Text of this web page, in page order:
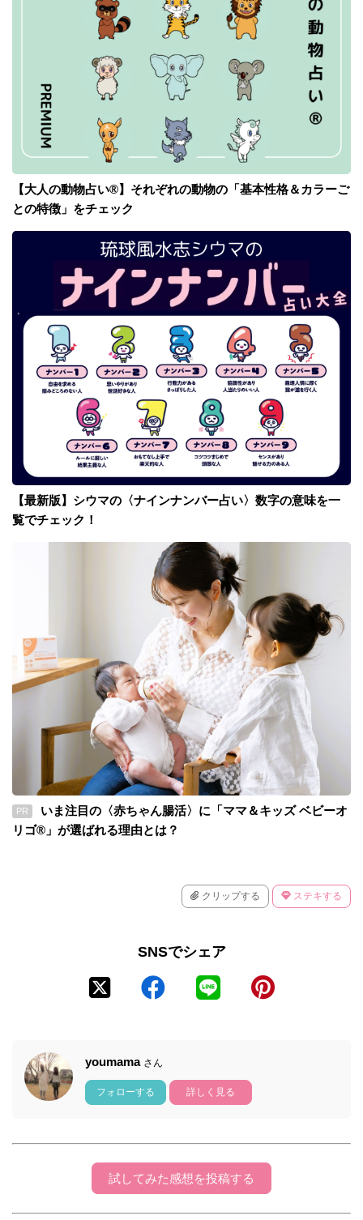
【大人の動物占い®】それぞれの動物の「基本性格＆カラーご
との特徴」をチェック
【最新版】シウマの〈ナインナンバー占い〉数字の意味を一
覧でチェック！
PR
いま注目の〈赤ちゃん腸活〉に「ママ＆キッズ ベビーオ
リゴ®」が選ばれる理由とは？
クリップする ステキする
SNSでシェア
youmama さん
フォローする 詳しく見る
試してみた感想を投稿する